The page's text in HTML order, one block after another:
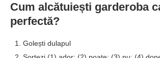
Cum alcătuiești garderoba
perfectă?
Golești dulapul